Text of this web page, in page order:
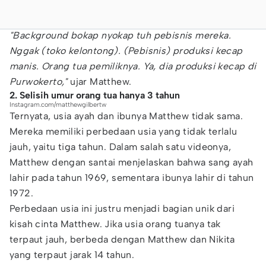
"Background bokap nyokap tuh pebisnis mereka.
Nggak (toko kelontong). (Pebisnis) produksi kecap
manis. Orang tua pemiliknya. Ya, dia produksi kecap di
Purwokerto,"ujar Matthew.
2. Selisih umur orang tua hanya 3 tahun
Instagram.com/matthewgilbertw
Ternyata, usia ayah dan ibunya Matthew tidak sama.
Mereka memiliki perbedaan usia yang tidak terlalu
jauh, yaitu tiga tahun. Dalam salah satu videonya,
Matthew dengan santai menjelaskan bahwa sang ayah
lahir pada tahun 1969, sementara ibunya lahir di tahun
1972.
Perbedaan usia ini justru menjadi bagian unik dari
kisah cinta Matthew. Jika usia orang tuanya tak
terpaut jauh, berbeda dengan Matthew dan Nikita
yang terpaut jarak 14 tahun.